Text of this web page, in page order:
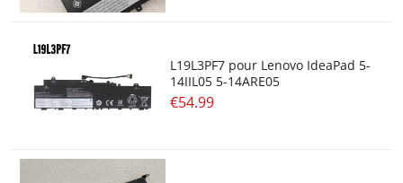
L19L3PF7 pour Lenovo IdeaPad 5-
14IIL05 5-14ARE05
€54.99